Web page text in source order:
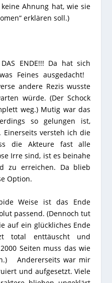
Ahnung hat, wie sie
erklären soll.)
ENDE!!! Da hat sich
Feines ausgedacht!
andere Rezis wusste
würde. (Der Schock
weg.) Mutig war das
so gelungen ist,
versteh ich die
die Akteure fast alle
Irre sind, ist es beinahe
zu erreichen. Da blieb
Option.
Weise ist das Ende
passend. (Dennoch tut
auf ein glückliches Ende
total enttäuscht und
Seiten muss das wie
Andererseits war mir
und aufgesetzt. Viele